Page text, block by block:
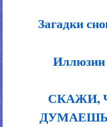
Загадки
Иллюзии
СКАЖИ,